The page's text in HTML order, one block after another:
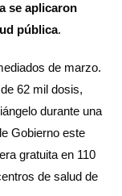
se aplicaron
pública.
de marzo.
62 mil dosis,
durante una
Gobierno este
gratuita en 110
de salud de